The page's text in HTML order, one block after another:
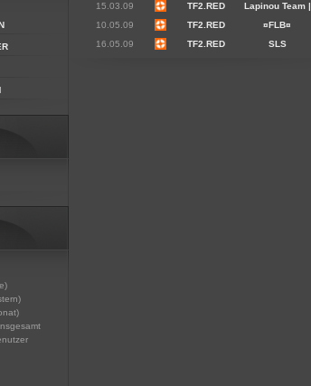
15.03.09
TF2.RED Lapinou Team |
10.05.09
TF2.RED ¤FLB¤
16.05.09
TF2.RED SLS